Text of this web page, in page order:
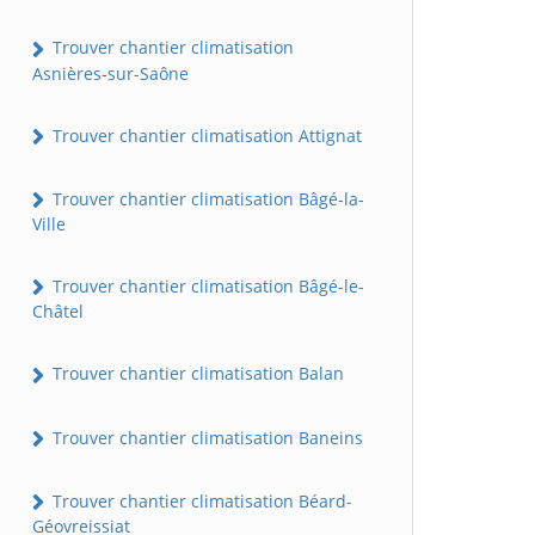
Trouver chantier climatisation
Asnières-sur-Saône
Trouver chantier climatisation Attignat
Trouver chantier climatisation Bâgé-la-
Ville
Trouver chantier climatisation Bâgé-le-
Châtel
Trouver chantier climatisation Balan
Trouver chantier climatisation Baneins
Trouver chantier climatisation Béard-
Géovreissiat